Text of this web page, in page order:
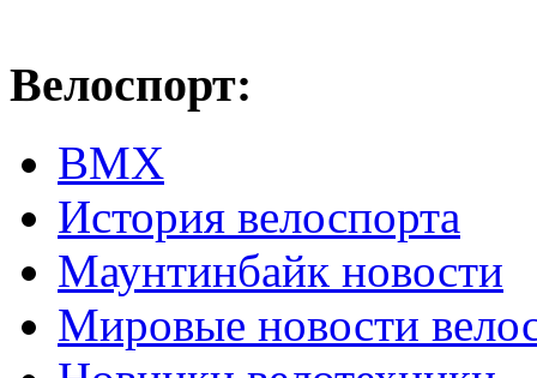
Велоспорт:
ВМХ
История велоспорта
Маунтинбайк новости
Мировые новости